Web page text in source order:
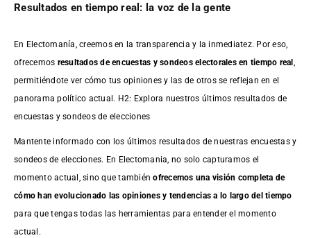
Resultados en tiempo real: la voz de la gente
En Electomanía, creemos en la transparencia y la inmediatez. Por eso,
ofrecemos resultados deencuestas y sondeos electorales en tiempo real
permitiéndote ver cómo tus opiniones y las de otros se reflejan en el
panorama político actual. H2: Explora nuestros últimos resultados de
encuestas y sondeos de elecciones
Mantente informado con los últimos resultados de nuestras encuestasy
sondeos de elecciones. En Electomania, no solo capturamos el
momento actual, sino que tambiénofrecemos una visión completa de
cómo han evolucionado las opiniones y tendencias a lo largo del tiempo
para que tengas todas las herramientas para entender el momento
actual.